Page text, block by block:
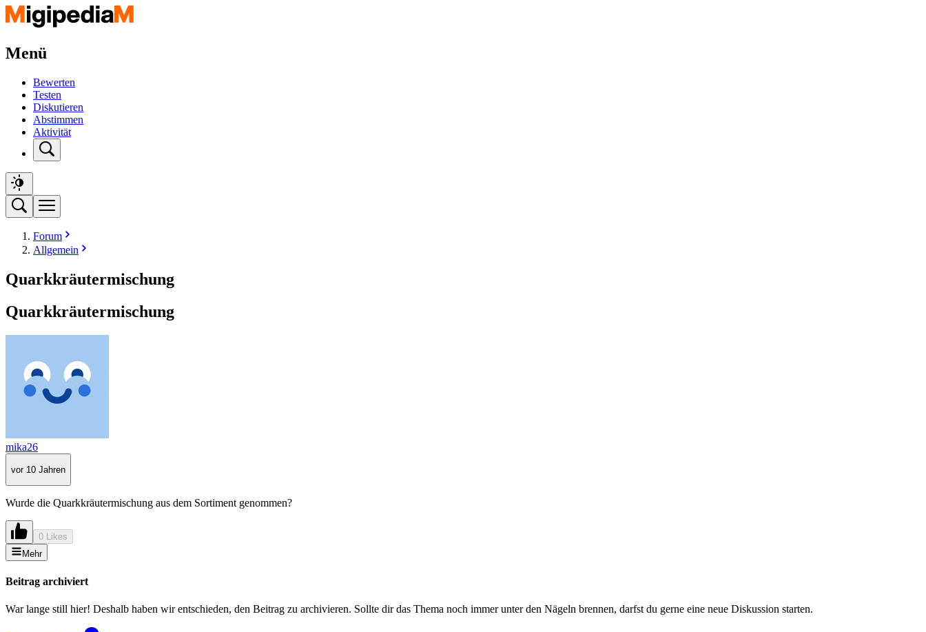
Menü
Bewerten
Testen
Diskutieren
Abstimmen
Aktivität
Forum
Allgemein
Quarkkräutermischung
Quarkkräutermischung
mika26
vor 10 Jahren
Wurde die Quarkkräutermischung aus dem Sortiment genommen?
0 Likes
Mehr
Beitrag archiviert
War lange still hier! Deshalb haben wir entschieden, den Beitrag zu archivieren. Sollte dir das Thema noch immer unter den Nägeln brennen, darfst du gerne eine neue Diskussion starten.